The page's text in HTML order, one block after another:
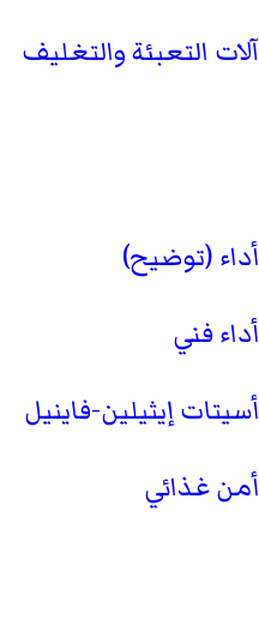
آلات التعبئة والتغليف
أداء (توضيح)
أداء فني
أسيتات إيثيلين-فاينيل
أمن غذائي